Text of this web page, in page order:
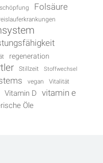
Folsäure
regeneration
Stillzeit Stoffwechsel
vegan
Vitalität
Vitamin D vitamin e
Öle